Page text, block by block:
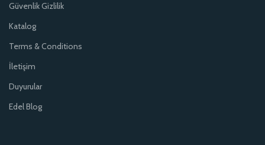
Güvenlik Gizlilik
Katalog
Terms & Conditions
İletişim
Duyurular
Edel Blog